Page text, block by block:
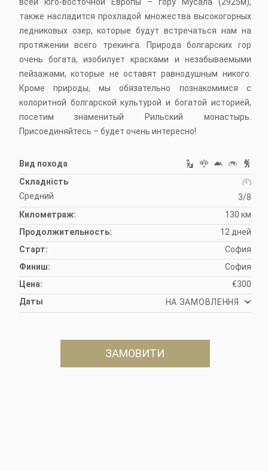
также насладится прохладой множества высокогорных
ледниковых озер, которые будут встречаться нам на
протяжении всего трекинга. Природа болгарских гор
очень богата, изобилует красками и незабываемыми
пейзажами, которые не оставят равнодушным никого.
Кроме природы, мы обязательно познакомимся с
колоритной болгарской культурой и богатой историей,
посетим знаменитый Рильский монастырь.
Присоединяйтесь – будет очень интересно!
Вид похода
Складність
Средний
3/8
Километраж:
130 км
Продолжительность:
12 дней
Старт:
София
Финиш:
София
Цена:
€300
Даты
НА ЗАМОВЛЕННЯ
ЗАМОВИТИ